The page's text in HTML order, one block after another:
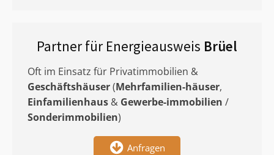
Partner für Energieausweis Brüel
Oft im Einsatz für Privatimmobilien &
Geschäftshäuser(Mehrfamilien-häuser,
Einfamilienhaus & Gewerbe-immobilien /
Sonderimmobilien)
Anfragen